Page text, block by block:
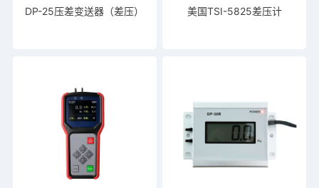
DP-25压差变送器（差压） 美国TSI-5825差压计